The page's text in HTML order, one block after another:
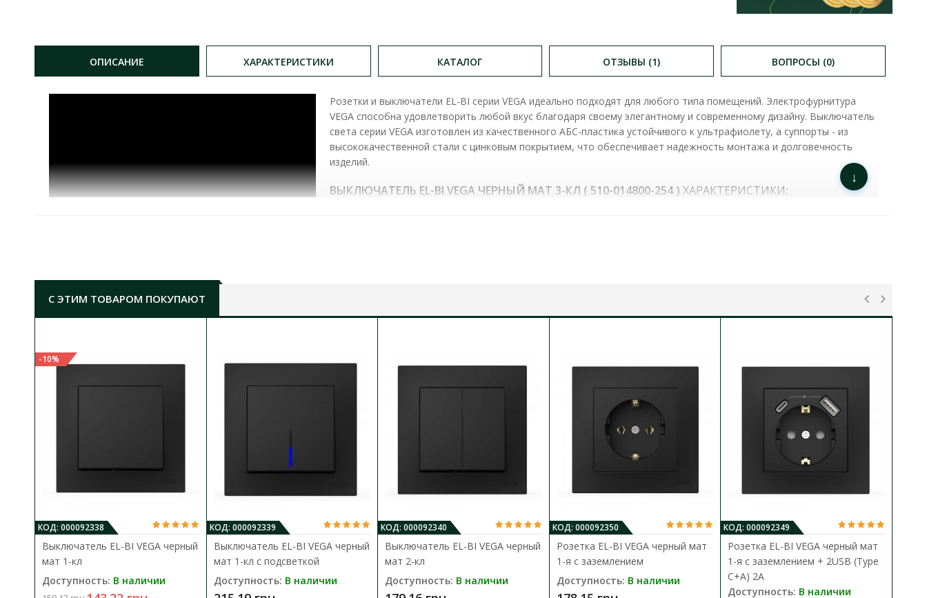
ОПИСАНИЕ ХАРАКТЕРИСТИКИ КАТАЛОГ ОТЗЫВЫ (1) ВОПРОСЫ (0)
Розетки и выключатели EL-BI серии VEGA идеально подходят для любого типа помещений. Электрофурнитура
VEGA способна удовлетворить любой вкус благодаря своему элегантному и современному дизайну. Выключатель
света серии VEGA изготовлен из качественного АБС-пластика устойчивого к ультрафиолету, а суппорты - из
высококачественной стали с цинковым покрытием, что обеспечивает надежность монтажа и долговечность
изделий.
ВЫКЛЮЧАТЕЛЬ EL-BI VEGA ЧЕРНЫЙ МАТ 3-КЛ ( 510-014800-254 )ХАРАКТЕРИСТИКИ:
↓
С ЭТИМ ТОВАРОМ ПОКУПАЮТ
-10%
КОД: 000092338
Выключатель EL-BI VEGA черный
мат 1-кл
Доступность: В наличии
КОД: 000092339
Выключатель EL-BI VEGA черный
мат 1-кл с подсветкой
Доступность: В наличии
КОД: 000092340
Выключатель EL-BI VEGA черный
мат 2-кл
Доступность: В наличии
КОД: 000092350
Розетка EL-BI VEGA черный мат
1-я с заземлением
Доступность: В наличии
КОД: 000092349
Розетка EL-BI VEGA черный мат
1-я с заземлением + 2USB (Type
C+A) 2A
Доступность: В наличии